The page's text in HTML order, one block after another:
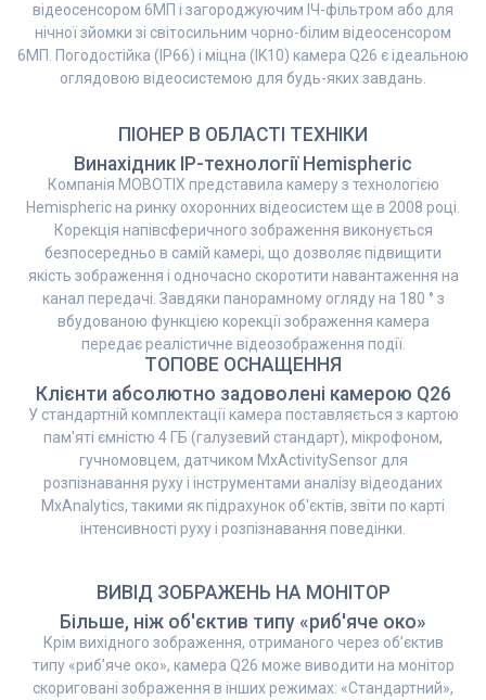
відеосенсором 6МП і загороджуючим ІЧ-фільтром або для
нічної зйомки зі світосильним чорно-білим відеосенсором
6МП. Погодостійка (IP66) і міцна (IK10) камера Q26 є ідеальною
оглядовою відеосистемою для будь-яких завдань.
ПІОНЕР В ОБЛАСТІ ТЕХНІКИ
Винахідник IP-технології Hemispheric
Компанія MOBOTIX представила камеру з технологією
Hemispheric на ринку охоронних відеосистем ще в 2008 році.
Корекція напівсферичного зображення виконується
безпосередньо в самій камері, що дозволяє підвищити
якість зображення і одночасно скоротити навантаження на
канал передачі. Завдяки панорамному огляду на 180 ° з
вбудованою функцією корекції зображення камера
передає реалістичне відеозображення події.
ТОПОВЕ ОСНАЩЕННЯ
Клієнти абсолютно задоволені камерою Q26
У стандартній комплектації камера поставляється з картою
пам'яті ємністю 4 ГБ (галузевий стандарт), мікрофоном,
гучномовцем, датчиком MxActivitySensor для
розпізнавання руху і інструментами аналізу відеоданих
MxAnalytics, такими як підрахунок об'єктів, звіти по карті
інтенсивності руху і розпізнавання поведінки.
ВИВІД ЗОБРАЖЕНЬ НА МОНІТОР
Більше, ніж об'єктив типу «риб'яче око»
Крім вихідного зображення, отриманого через об’єктив
типу «риб’яче око», камера Q26 може виводити на монітор
скориговані зображення в інших режимах: «Стандартний»,